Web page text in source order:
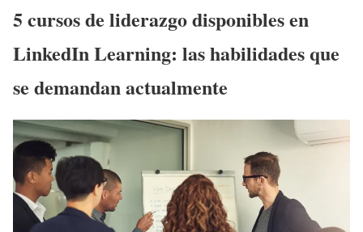
5 cursos de liderazgo disponibles en
LinkedIn Learning: las habilidades que
se demandan actualmente